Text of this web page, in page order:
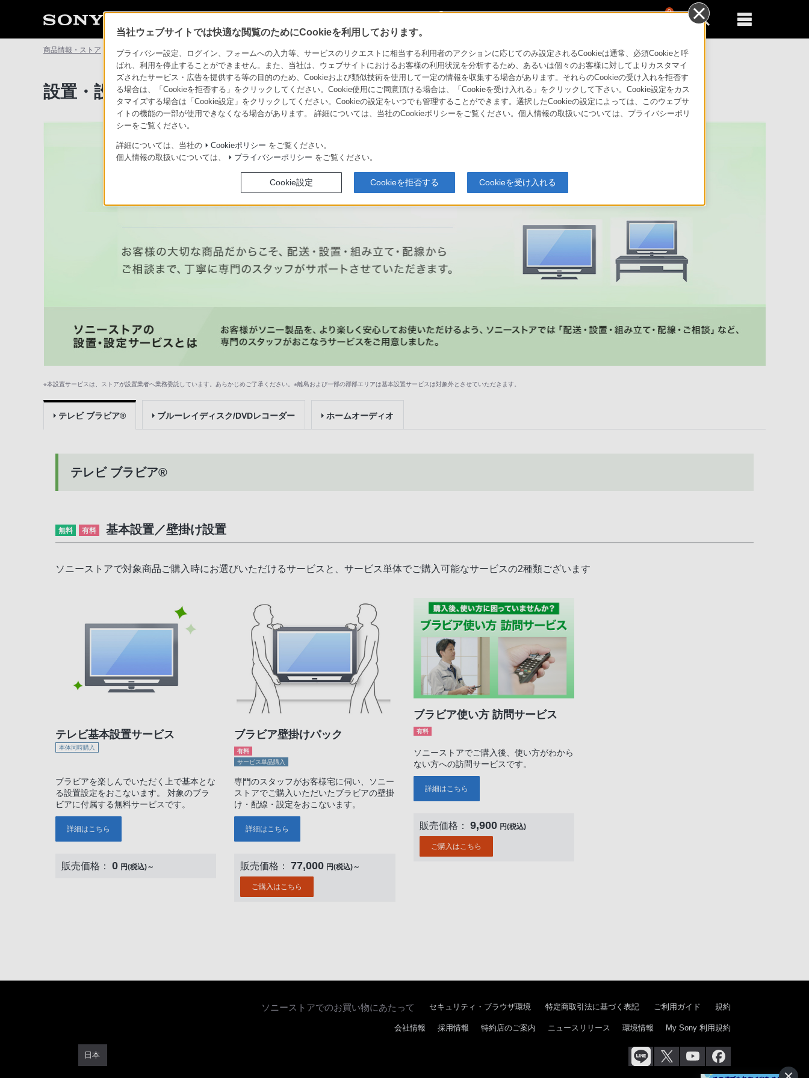
0
商品情報・ストア ソニーストアについて 設置・設定サービス テレビ ブラビア®
設置・設定サービス：テレビ ブラビア®
※本設置サービスは、ストアが設置業者へ業務委託しています。あらかじめご了承ください。※離島および一部の郡部エリアは基本設置サービスは対象外とさせていただきます。
テレビ ブラビア® ブルーレイディスク/DVDレコーダー ホームオーディオ
テレビ ブラビア®
無料 有料 基本設置／壁掛け設置
ソニーストアで対象商品ご購入時にお選びいただけるサービスと、サービス単体でご購入可能なサービスの2種類ございます
テレビ基本設置サービス
本体同時購入
ブラビアを楽しんでいただく上で基本とな
る設置設定をおこないます。 対象のブラ
ビアに付属する無料サービスです。
詳細はこちら
販売価格： 0 円(税込)～
ブラビア壁掛けパック
有料
サービス単品購入
専門のスタッフがお客様宅に伺い、ソニー
ストアでご購入いただいたブラビアの壁掛
け・配線・設定をおこないます。
詳細はこちら
販売価格：77,000 円(税込)～
ご購入はこちら
ブラビア使い方 訪問サービス
有料
ソニーストアでご購入後、使い方がわから
ない方への訪問サービスです。
詳細はこちら
販売価格： 9,900 円(税込)
ご購入はこちら
ソニーストアでのお買い物にあたって セキュリティ・ブラウザ環境 特定商取引法に基づく表記 ご利用ガイド 規約
日本
会社情報 採用情報 特約店のご案内 ニュースリリース 環境情報 My Sony 利用規約
当社ウェブサイトでは快適な閲覧のためにCookieを利用しております。
プライバシー設定、ログイン、フォームへの入力等、サービスのリクエストに相当する利用者のアクションに応じてのみ設定されるCookieは通常、必須Cookieと呼
ばれ、利用を停止することができません。また、当社は、ウェブサイトにおけるお客様の利用状況を分析するため、あるいは個々のお客様に対してよりカスタマイ
ズされたサービス・広告を提供する等の目的のため、Cookieおよび類似技術を使用して一定の情報を収集する場合があります。それらのCookieの受け入れを拒否す
る場合は、「Cookieを拒否する」をクリックしてください。Cookie使用にご同意頂ける場合は、「Cookieを受け入れる」をクリックして下さい。Cookie設定をカス
タマイズする場合は「Cookie設定」をクリックしてください。Cookieの設定をいつでも管理することができます。選択したCookieの設定によっては、このウェブサ
イトの機能の一部が使用できなくなる場合があります。 詳細については、当社のCookieポリシーをご覧ください。個人情報の取扱いについては、プライバシーポリ
シーをご覧ください。
詳細については、当社の Cookieポリシー をご覧ください。
個人情報の取扱いについては、
プライバシーポリシー をご覧ください。
Cookie設定 Cookieを拒否する Cookieを受け入れる